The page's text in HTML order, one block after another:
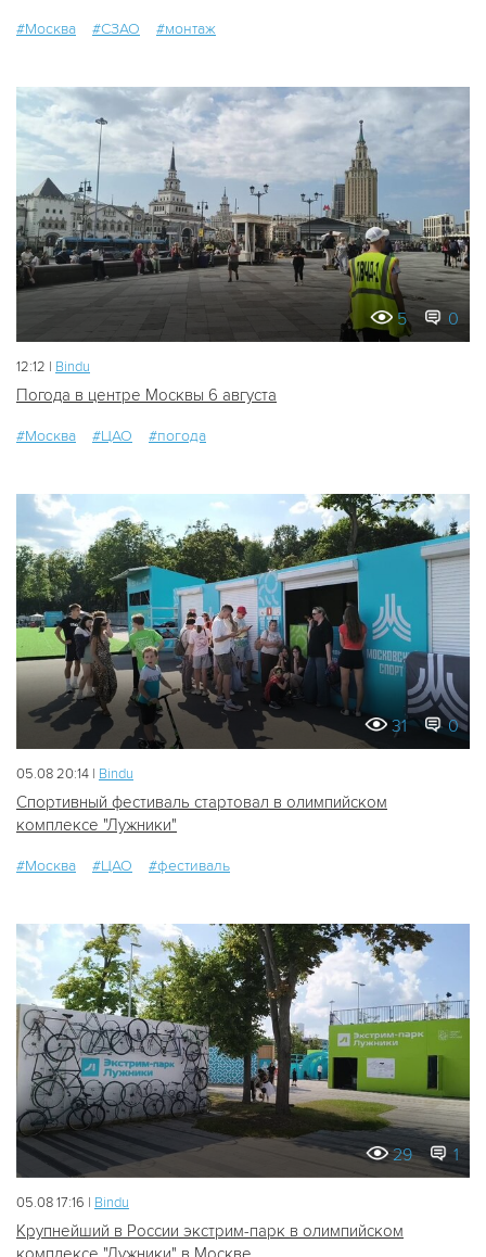
#Москва #СЗАО #монтаж
5 0
12:12 | Bindu
Погода в центре Москвы 6 августа
#Москва #ЦАО #погода
31 0
05.08 20:14 | Bindu
Спортивный фестиваль стартовал в олимпийском
комплексе "Лужники"
#Москва #ЦАО #фестиваль
29 1
05.08 17:16 | Bindu
Крупнейший в России экстрим-парк в олимпийском